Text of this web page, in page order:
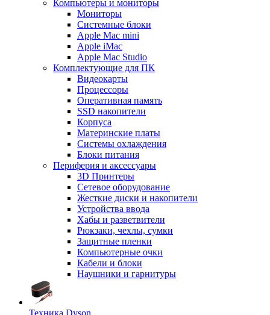
Компьютеры и мониторы
Мониторы
Системные блоки
Apple Mac mini
Apple iMac
Apple Mac Studio
Комплектующие для ПК
Видеокарты
Процессоры
Оперативная память
SSD накопители
Корпуса
Материнские платы
Системы охлаждения
Блоки питания
Периферия и аксессуары
3D Принтеры
Сетевое оборудование
Жесткие диски и накопители
Устройства ввода
Хабы и разветвители
Рюкзаки, чехлы, сумки
Защитные пленки
Компьютерные очки
Кабели и блоки
Наушники и гарнитуры
Техника Dyson